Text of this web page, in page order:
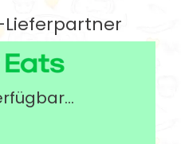
Lieferpartner